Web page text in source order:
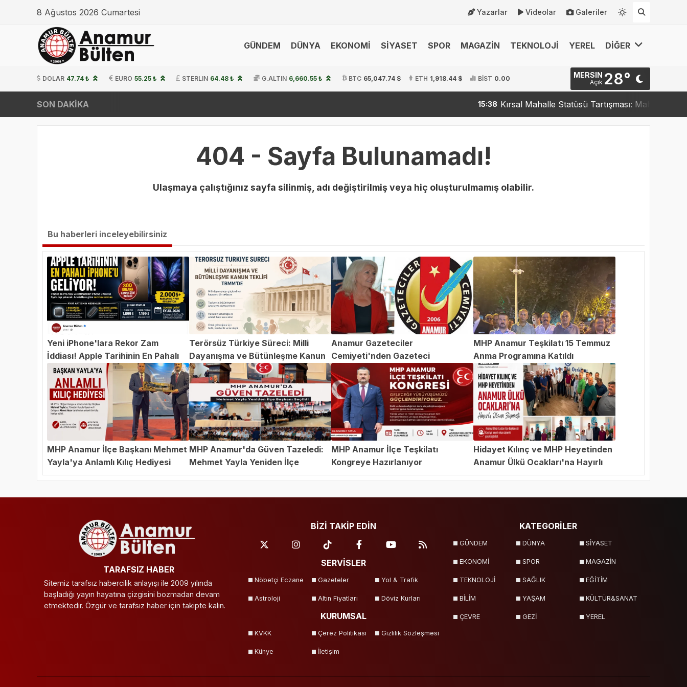
8 Ağustos 2026 Cumartesi Yazarlar Videolar Galeriler
GÜNDEM DÜNYA EKONOMİ SİYASET SPOR MAGAZİN TEKNOLOJİ YEREL DİĞER
DOLAR 47.74 ₺ EURO 55.25 ₺ STERLIN 64.48 ₺ G.ALTIN 6,660.55 ₺ BTC 65,047.74 $ ETH 1,918.44 $ BİST 0.00 MERSIN
Açık 28°
SON DAKİKA 15:38 Kırsal Mahalle Statüsü Tartışması: Mahalleler
404 - Sayfa Bulunamadı!
Ulaşmaya çalıştığınız sayfa silinmiş, adı değiştirilmiş veya hiç oluşturulmamış olabilir.
Bu haberleri inceleyebilirsiniz
Yeni iPhone'lara Rekor Zam
İddiası! Apple Tarihinin En Pahalı
iPhone'u Geliyor
Terörsüz Türkiye Süreci: Milli
Dayanışma ve Bütünleşme Kanun
Teklifi TBMM'de
Anamur Gazeteciler
Cemiyeti'nden Gazeteci
Abdülvahap Şehitoğlu'na Yapılan
Saldırıya Kınama
MHP Anamur Teşkilatı 15 Temmuz
Anma Programına Katıldı
MHP Anamur İlçe Başkanı Mehmet
Yayla'ya Anlamlı Kılıç Hediyesi
MHP Anamur'da Güven Tazeledi:
Mehmet Yayla Yeniden İlçe
MHP Anamur İlçe Teşkilatı
Kongreye Hazırlanıyor
Hidayet Kılınç ve MHP Heyetinden
Anamur Ülkü Ocakları'na Hayırlı
TARAFSIZ HABER
Sitemiz tarafsız habercilik anlayışı ile 2009 yılında
başladığı yayın hayatına çizgisini bozmadan devam
etmektedir. Özgür ve tarafsız haber için takipte kalın.
BİZİ TAKİP EDİN
SERVİSLER
Nöbetçi Eczane Gazeteler Yol & Trafik
Astroloji Altın Fiyatları Döviz Kurları
KURUMSAL
KVKK Çerez Politikası Gizlilik Sözleşmesi
Künye İletişim
KATEGORİLER
GÜNDEM DÜNYA SİYASET
EKONOMİ SPOR MAGAZİN
TEKNOLOJİ SAĞLIK EĞİTİM
BİLİM YAŞAM KÜLTÜR&SANAT
ÇEVRE GEZİ YEREL